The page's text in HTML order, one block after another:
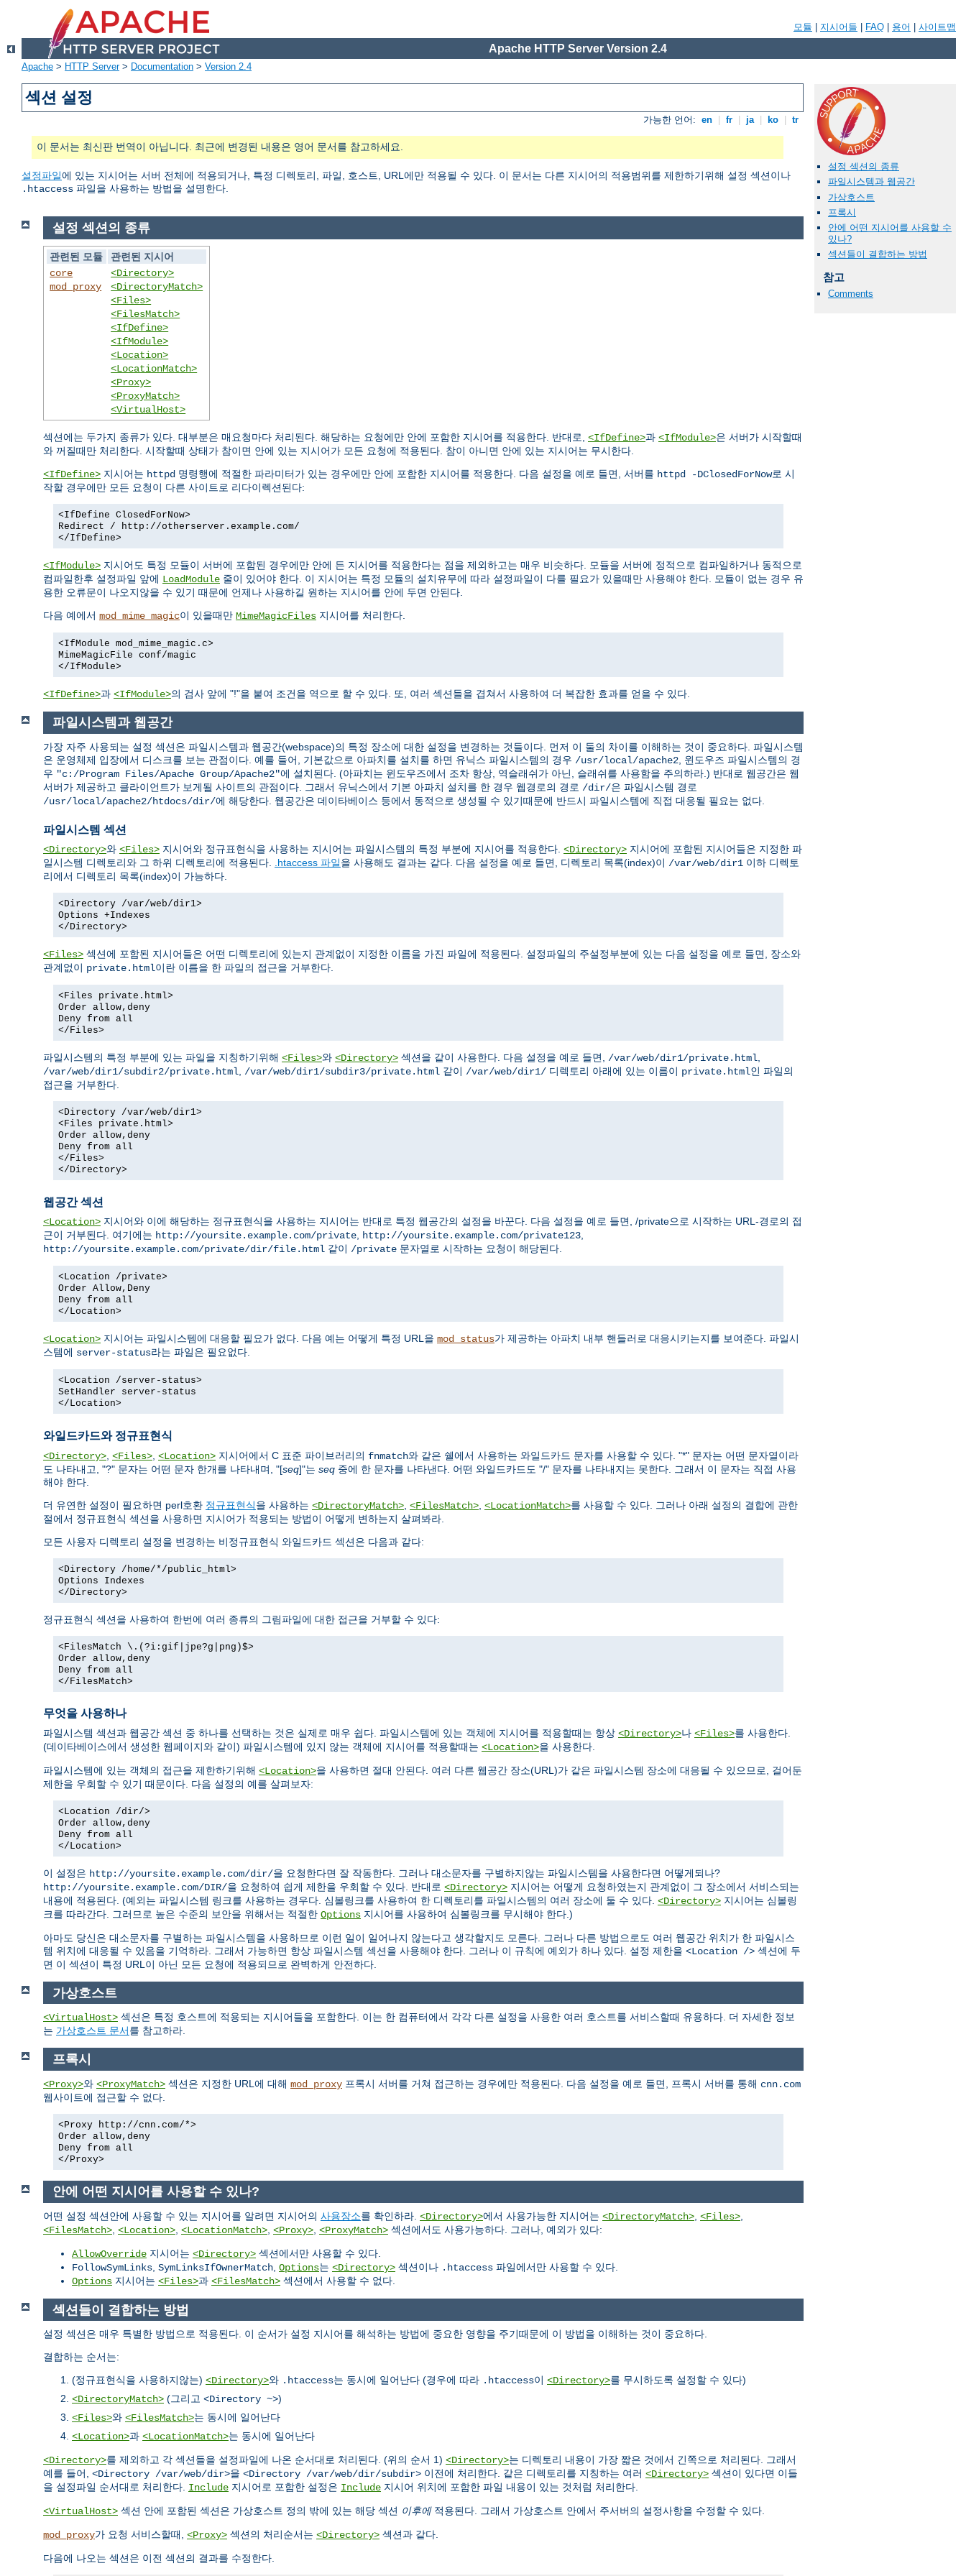
모듈 지시어들 FAQ 용어 사이트맵
Apache HTTP Server Version 2.4
Apache > HTTP Server> Documentation > Version 2.4
섹션 설정
가능한 언어: en fr ja ko tr
이 문서는 최신판 번역이 아닙니다. 최근에 변경된 내용은 영어 문서를 참고하세요.
설정파일에 있는 지시어는 서버 전체에 적용되거나, 특정 디렉토리, 파일, 호스트, URL에만 적용될 수 있다. 이 문서는 다른 지시어의 적용범위를 제한하기위해 설정 섹션이나
.htaccess 파일을 사용하는 방법을 설명한다.
설정 섹션의 종류
파일시스템과 웹공간
가상호스트
프록시
안에 어떤 지시어를 사용할 수
있나?
섹션들이 결합하는 방법
참고
Comments
설정 섹션의 종류
관련된 모듈
관련된 지시어
core
mod_proxy
<Directory>
<DirectoryMatch>
<Files>
<FilesMatch>
<IfDefine>
<IfModule>
<Location>
<LocationMatch>
<Proxy>
<ProxyMatch>
<VirtualHost>
섹션에는 두가지 종류가 있다. 대부분은 매요청마다 처리된다. 해당하는 요청에만 안에 포함한 지시어를 적용한다. 반대로, <IfDefine>과 <IfModule>은 서버가 시작할때
와 꺼질때만 처리한다. 시작할때 상태가 참이면 안에 있는 지시어가 모든 요청에 적용된다. 참이 아니면 안에 있는 지시어는 무시한다.
<IfDefine> 지시어는 httpd 명령행에 적절한 파라미터가 있는 경우에만 안에 포함한 지시어를 적용한다. 다음 설정을 예로 들면, 서버를 httpd -DClosedForNow로 시
작할 경우에만 모든 요청이 다른 사이트로 리다이렉션된다:
<IfDefine ClosedForNow>
Redirect / http://otherserver.example.com/
</IfDefine>
<IfModule> 지시어도 특정 모듈이 서버에 포함된 경우에만 안에 든 지시어를 적용한다는 점을 제외하고는 매우 비슷하다. 모듈을 서버에 정적으로 컴파일하거나 동적으로
컴파일한후 설정파일 앞에 LoadModule 줄이 있어야 한다. 이 지시어는 특정 모듈의 설치유무에 따라 설정파일이 다를 필요가 있을때만 사용해야 한다. 모듈이 없는 경우 유
용한 오류문이 나오지않을 수 있기 때문에 언제나 사용하길 원하는 지시어를 안에 두면 안된다.
다음 예에서 mod_mime_magic이 있을때만 MimeMagicFiles 지시어를 처리한다.
<IfModule mod_mime_magic.c>
MimeMagicFile conf/magic
</IfModule>
<IfDefine>과 <IfModule>의 검사 앞에 "!"을 붙여 조건을 역으로 할 수 있다. 또, 여러 섹션들을 겹쳐서 사용하여 더 복잡한 효과를 얻을 수 있다.
파일시스템과 웹공간
가장 자주 사용되는 설정 섹션은 파일시스템과 웹공간(webspace)의 특정 장소에 대한 설정을 변경하는 것들이다. 먼저 이 둘의 차이를 이해하는 것이 중요하다. 파일시스템
은 운영체제 입장에서 디스크를 보는 관점이다. 예를 들어, 기본값으로 아파치를 설치를 하면 유닉스 파일시스템의 경우 /usr/local/apache2 , 윈도우즈 파일시스템의 경
우 "c:/Program Files/Apache Group/Apache2"에 설치된다. (아파치는 윈도우즈에서 조차 항상, 역슬래쉬가 아닌, 슬래쉬를 사용함을 주의하라.) 반대로 웹공간은 웹
서버가 제공하고 클라이언트가 보게될 사이트의 관점이다. 그래서 유닉스에서 기본 아파치 설치를 한 경우 웹경로의 경로 /dir/은 파일시스템 경로
/usr/local/apache2/htdocs/dir/에 해당한다. 웹공간은 데이타베이스 등에서 동적으로 생성될 수 있기때문에 반드시 파일시스템에 직접 대응될 필요는 없다.
파일시스템 섹션
<Directory>와 <Files> 지시어와 정규표현식을 사용하는 지시어는 파일시스템의 특정 부분에 지시어를 적용한다. <Directory> 지시어에 포함된 지시어들은 지정한 파
일시스템 디렉토리와 그 하위 디렉토리에 적용된다. .htaccess 파일을 사용해도 결과는 같다. 다음 설정을 예로 들면, 디렉토리 목록(index)이 /var/web/dir1 이하 디렉토
리에서 디렉토리 목록(index)이 가능하다.
<Directory /var/web/dir1>
Options +Indexes
</Directory>
<Files> 섹션에 포함된 지시어들은 어떤 디렉토리에 있는지 관계없이 지정한 이름을 가진 파일에 적용된다. 설정파일의 주설정부분에 있는 다음 설정을 예로 들면, 장소와
관계없이 private.html이란 이름을 한 파일의 접근을 거부한다.
<Files private.html>
Order allow,deny
Deny from all
</Files>
파일시스템의 특정 부분에 있는 파일을 지칭하기위해 <Files>와 <Directory> 섹션을 같이 사용한다. 다음 설정을 예로 들면, /var/web/dir1/private.html,
/var/web/dir1/subdir2/private.html, /var/web/dir1/subdir3/private.html 같이 /var/web/dir1/ 디렉토리 아래에 있는 이름이 private.html인 파일의
접근을 거부한다.
<Directory /var/web/dir1>
<Files private.html>
Order allow,deny
Deny from all
</Files>
</Directory>
웹공간 섹션
<Location> 지시어와 이에 해당하는 정규표현식을 사용하는 지시어는 반대로 특정 웹공간의 설정을 바꾼다. 다음 설정을 예로 들면, /private으로 시작하는 URL-경로의 접
근이 거부된다. 여기에는 http://yoursite.example.com/private, http://yoursite.example.com/private123,
http://yoursite.example.com/private/dir/file.html 같이 /private 문자열로 시작하는 요청이 해당된다.
<Location /private>
Order Allow,Deny
Deny from all
</Location>
<Location> 지시어는 파일시스템에 대응할 필요가 없다. 다음 예는 어떻게 특정 URL을 mod_status가 제공하는 아파치 내부 핸들러로 대응시키는지를 보여준다. 파일시
스템에 server-status라는 파일은 필요없다.
<Location /server-status>
SetHandler server-status
</Location>
와일드카드와 정규표현식
<Directory> <Files> <Location> 지시어에서 C 표준 파이브러리의 fnmatch와 같은 쉘에서 사용하는 와일드카드 문자를 사용할 수 있다. "*" 문자는 어떤 문자열이라
도 나타내고, "?" 문자는 어떤 문자 한개를 나타내며, "[seq]"는 seq 중에 한 문자를 나타낸다. 어떤 와일드카드도 "/" 문자를 나타내지는 못한다. 그래서 이 문자는 직접 사용
해야 한다.
더 유연한 설정이 필요하면 perl호환 정규표현식을 사용하는 <DirectoryMatch> <FilesMatch> <LocationMatch>를 사용할 수 있다. 그러나 아래 설정의 결합에 관한
절에서 정규표현식 섹션을 사용하면 지시어가 적용되는 방법이 어떻게 변하는지 살펴봐라.
모든 사용자 디렉토리 설정을 변경하는 비정규표현식 와일드카드 섹션은 다음과 같다:
<Directory /home/*/public_html>
Options Indexes
</Directory>
정규표현식 섹션을 사용하여 한번에 여러 종류의 그림파일에 대한 접근을 거부할 수 있다:
<FilesMatch \.(?i:gif|jpe?g|png)$>
Order allow,deny
Deny from all
</FilesMatch>
무엇을 사용하나
파일시스템 섹션과 웹공간 섹션 중 하나를 선택하는 것은 실제로 매우 쉽다. 파일시스템에 있는 객체에 지시어를 적용할때는 항상 <Directory>나 <Files>를 사용한다.
(데이타베이스에서 생성한 웹페이지와 같이) 파일시스템에 있지 않는 객체에 지시어를 적용할때는 <Location>을 사용한다.
파일시스템에 있는 객체의 접근을 제한하기위해 <Location>을 사용하면 절대 안된다. 여러 다른 웹공간 장소(URL)가 같은 파일시스템 장소에 대응될 수 있으므로, 걸어둔
제한을 우회할 수 있기 때문이다. 다음 설정의 예를 살펴보자:
<Location /dir/>
Order allow,deny
Deny from all
</Location>
이 설정은 http://yoursite.example.com/dir/을 요청한다면 잘 작동한다. 그러나 대소문자를 구별하지않는 파일시스템을 사용한다면 어떻게되나?
http://yoursite.example.com/DIR/을 요청하여 쉽게 제한을 우회할 수 있다. 반대로 <Directory> 지시어는 어떻게 요청하였는지 관계없이 그 장소에서 서비스되는
내용에 적용된다. (예외는 파일시스템 링크를 사용하는 경우다. 심볼링크를 사용하여 한 디렉토리를 파일시스템의 여러 장소에 둘 수 있다. <Directory> 지시어는 심볼링
크를 따라간다. 그러므로 높은 수준의 보안을 위해서는 적절한 Options 지시어를 사용하여 심볼링크를 무시해야 한다.)
아마도 당신은 대소문자를 구별하는 파일시스템을 사용하므로 이런 일이 일어나지 않는다고 생각할지도 모른다. 그러나 다른 방법으로도 여러 웹공간 위치가 한 파일시스
템 위치에 대응될 수 있음을 기억하라. 그래서 가능하면 항상 파일시스템 섹션을 사용해야 한다. 그러나 이 규칙에 예외가 하나 있다. 설정 제한을 <Location /> 섹션에 두
면 이 섹션이 특정 URL이 아닌 모든 요청에 적용되므로 완벽하게 안전하다.
가상호스트
<VirtualHost> 섹션은 특정 호스트에 적용되는 지시어들을 포함한다. 이는 한 컴퓨터에서 각각 다른 설정을 사용한 여러 호스트를 서비스할때 유용하다. 더 자세한 정보
는 가상호스트 문서를 참고하라.
프록시
<Proxy>와 <ProxyMatch> 섹션은 지정한 URL에 대해 mod_proxy 프록시 서버를 거쳐 접근하는 경우에만 적용된다. 다음 설정을 예로 들면, 프록시 서버를 통해 cnn.com
웹사이트에 접근할 수 없다.
<Proxy http://cnn.com/*>
Order allow,deny
Deny from all
</Proxy>
안에 어떤 지시어를 사용할 수 있나?
어떤 설정 섹션안에 사용할 수 있는 지시어를 알려면 지시어의 사용장소를 확인하라. <Directory>에서 사용가능한 지시어는 <DirectoryMatch> <Files>
<FilesMatch> <Location> <LocationMatch> <Proxy> <ProxyMatch> 섹션에서도 사용가능하다. 그러나, 예외가 있다:
AllowOverride 지시어는 <Directory> 섹션에서만 사용할 수 있다.
FollowSymLinks SymLinksIfOwnerMatch Options는 <Directory> 섹션이나 .htaccess 파일에서만 사용할 수 있다.
Options 지시어는 <Files>과 <FilesMatch> 섹션에서 사용할 수 없다.
섹션들이 결합하는 방법
설정 섹션은 매우 특별한 방법으로 적용된다. 이 순서가 설정 지시어를 해석하는 방법에 중요한 영향을 주기때문에 이 방법을 이해하는 것이 중요하다.
결합하는 순서는:
(정규표현식을 사용하지않는) <Directory>와 .htaccess는 동시에 일어난다 (경우에 따라 .htaccess이 <Directory>를 무시하도록 설정할 수 있다)
<DirectoryMatch> (그리고 <Directory ~>)
<Files>와 <FilesMatch>는 동시에 일어난다
<Location>과 <LocationMatch>는 동시에 일어난다
<Directory>를 제외하고 각 섹션들을 설정파일에 나온 순서대로 처리된다. (위의 순서 1) <Directory>는 디렉토리 내용이 가장 짧은 것에서 긴쪽으로 처리된다. 그래서
예를 들어, <Directory /var/web/dir>을 <Directory /var/web/dir/subdir> 이전에 처리한다. 같은 디렉토리를 지칭하는 여러 <Directory> 섹션이 있다면 이들
을 설정파일 순서대로 처리한다. Include 지시어로 포함한 설정은 Include 지시어 위치에 포함한 파일 내용이 있는 것처럼 처리한다.
<VirtualHost> 섹션 안에 포함된 섹션은 가상호스트 정의 밖에 있는 해당 섹션 이후에적용된다. 그래서 가상호스트 안에서 주서버의 설정사항을 수정할 수 있다.
mod_proxy가 요청 서비스할때, <Proxy> 섹션의 처리순서는 <Directory> 섹션과 같다.
다음에 나오는 섹션은 이전 섹션의 결과를 수정한다.